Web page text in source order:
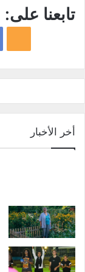
تابعنا على:
أخر الأخبار